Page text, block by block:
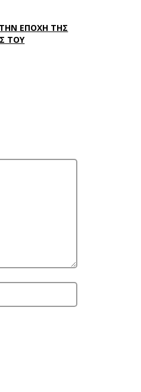
ΕΠΟΧΗ ΤΗΣ
ΤΟΥ